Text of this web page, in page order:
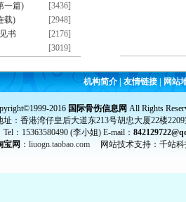
[3436]
一篇)
[2948]
载)
[2176]
书
[3019]
机构简介| 友情链接 |网站
2016 国际骨伤信息网 All Rights
址：香港湾仔皇后大道东213号胡忠大厦22楼
：15363580490 (李小姐) E-mail：
宝网 ： liuogn.taobao.com 网站技术支持：千站科